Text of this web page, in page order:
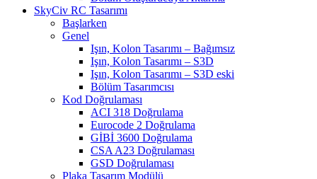
SkyCiv RC Tasarımı
Başlarken
Genel
Işın, Kolon Tasarımı – Bağımsız
Işın, Kolon Tasarımı – S3D
Işın, Kolon Tasarımı – S3D eski
Bölüm Tasarımcısı
Kod Doğrulaması
ACI 318 Doğrulama
Eurocode 2 Doğrulama
GİBİ 3600 Doğrulama
CSA A23 Doğrulaması
GSD Doğrulaması
Plaka Tasarım Modülü